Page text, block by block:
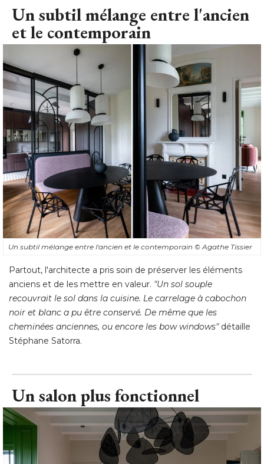
Un subtil mélange entre l'ancien
et le contemporain
Un subtil mélange entre l'ancien et le contemporain © Agathe Tissier
Partout, l'architecte a pris soin de préserver les éléments
anciens et de les mettre en valeur. "Un sol souple
recouvrait le sol dans la cuisine. Le carrelage à cabochon
noir et blanc a pu être conservé. De même que les
cheminées anciennes, ou encore les bow windows"détaille
Stéphane Satorra.
Un salon plus fonctionnel